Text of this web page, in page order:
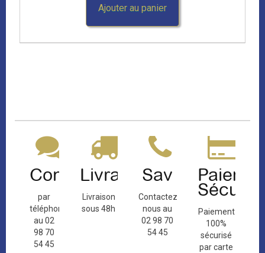
Ajouter au panier
Contact
par
téléphone
au 02
98 70
54 45
Livraison
Livraison
sous 48h
Sav
Contactez-
nous au
02 98 70
54 45
Paiement
100%
sécurisé
par carte